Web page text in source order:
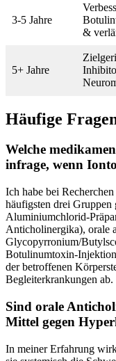
3-5 Jahre
&
5+ Jahre
Häufige
Welche‌
infrage, ⁤wenn
Ich habe ⁤bei⁤
⁤häufigsten⁢ drei
Aluminiumchlorid-
Anticholinergika), ⁣orale
Glycopyrronium/
Botulinumtoxin-
der betroffenen
Begleiterkrankungen ab.
Sind orale
Mittel gegen
In ‌meiner Erfahrung⁣